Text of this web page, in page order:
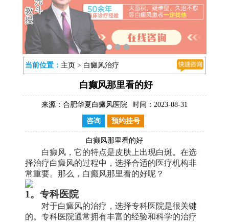
当前位置： 主页 > 白癜风治疗
白癫风那里看的好
来源： 合肥华夏白癜风医院 时间：2023-08-31
咨询 预约挂号
白癫风那里看的好
白癜风，它的特点是皮肤上出现白斑。在选
择治疗白癜风的过程中，选择合适的医疗机构非
常重要。那么，白癫风那里看的好呢？
1。专科医院
对于白癜风的治疗，选择专科医院是很关键
的。专科医院通常拥有丰富的经验和科学的治疗